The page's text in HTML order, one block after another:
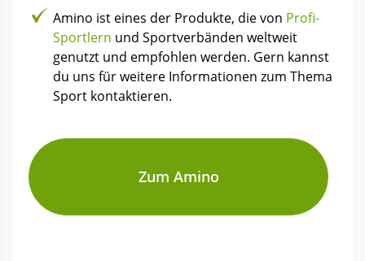
Amino ist eines der Produkte, die von Profi-
Sportlern und Sportverbänden weltweit
genutzt und empfohlen werden. Gern kannst
du uns für weitere Informationen zum Thema
Sport kontaktieren.
Zum Amino